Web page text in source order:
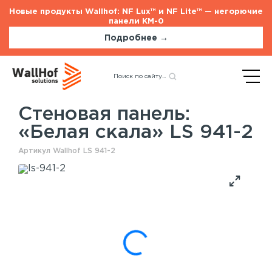
Новые продукты Wallhof: NF Lux™ и NF Lite™ — негорючие
панели КМ-0
Подробнее →
Назад
Стеновые панели
Стеновая панель:
«Белая скала» LS 941-2
Артикул Wallhof LS 941-2